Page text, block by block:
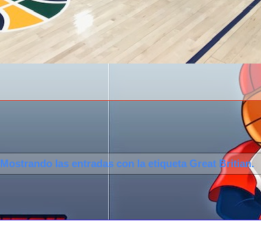
Mostrando las entradas con la etiqueta Great Britian.